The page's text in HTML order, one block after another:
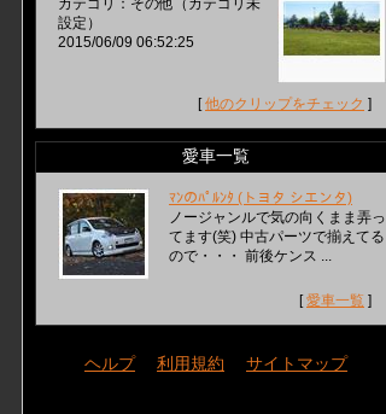
カテゴリ：その他（カテゴリ未
設定）
2015/06/09 06:52:25
[他のクリップをチェック ]
愛車一覧
ﾏﾝのﾊﾟﾙﾝﾀ (トヨタ シエンタ)
ノージャンルで気の向くまま弄っ
てます(笑) 中古パーツで揃えてる
ので・・・ 前後ケンス ...
[愛車一覧 ]
ヘルプ｜ 利用規約 サイトマップ